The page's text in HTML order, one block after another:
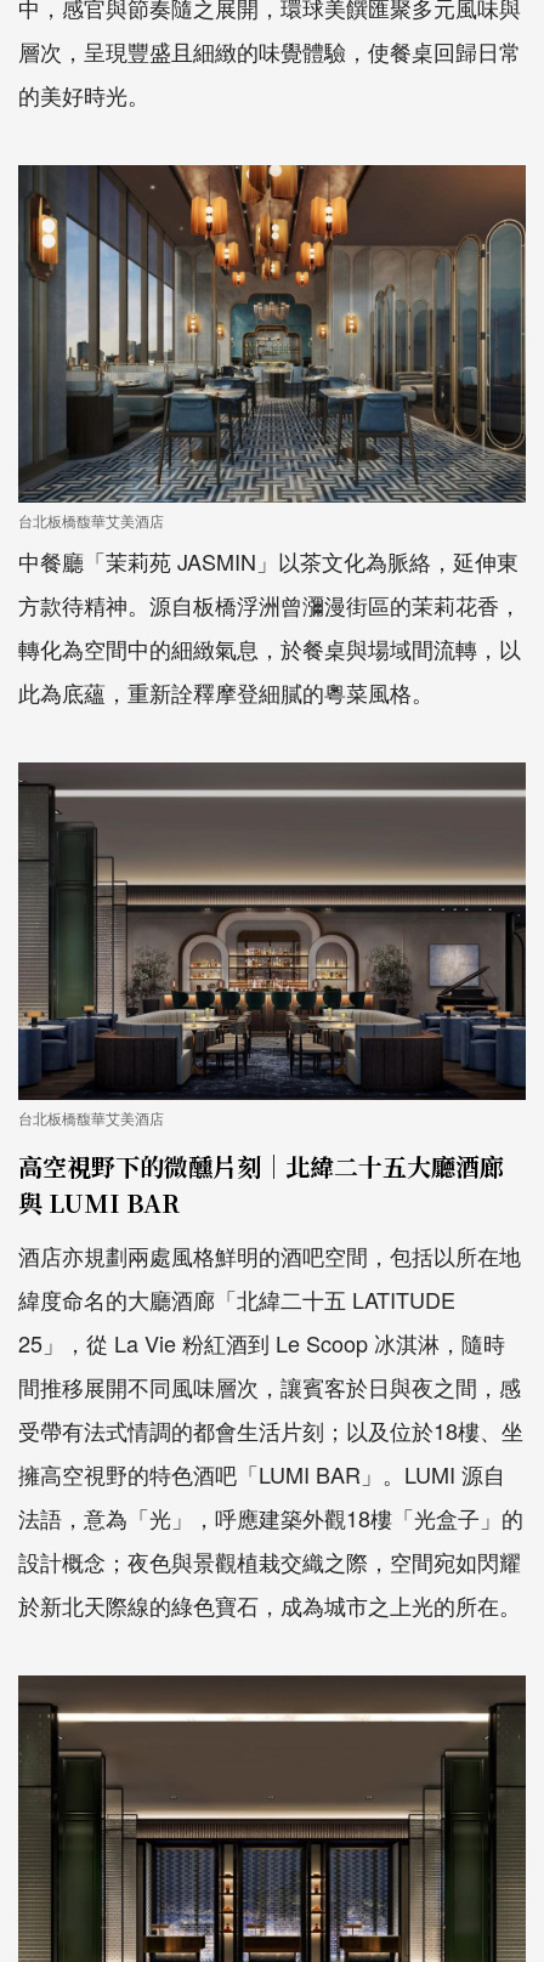
中，感官與節奏隨之展開，環球美饌匯聚多元風味與
層次，呈現豐盛且細緻的味覺體驗，使餐桌回歸日常
的美好時光。
台北板橋馥華艾美酒店
中餐廳「茉莉苑 JASMIN」以茶文化為脈絡，延伸東
方款待精神。源自板橋浮洲曾瀰漫街區的茉莉花香，
轉化為空間中的細緻氣息，於餐桌與場域間流轉，以
此為底蘊，重新詮釋摩登細膩的粵菜風格。
台北板橋馥華艾美酒店
高空視野下的微醺片刻｜北緯二十五大廳酒廊
與 LUMI BAR
酒店亦規劃兩處風格鮮明的酒吧空間，包括以所在地
緯度命名的大廳酒廊「北緯二十五 LATITUDE
25」，從 La Vie 粉紅酒到 Le Scoop 冰淇淋，隨時
間推移展開不同風味層次，讓賓客於日與夜之間，感
受帶有法式情調的都會生活片刻；以及位於18樓、坐
擁高空視野的特色酒吧「LUMI BAR」。LUMI 源自
法語，意為「光」，呼應建築外觀18樓「光盒子」的
設計概念；夜色與景觀植栽交織之際，空間宛如閃耀
於新北天際線的綠色寶石，成為城市之上光的所在。